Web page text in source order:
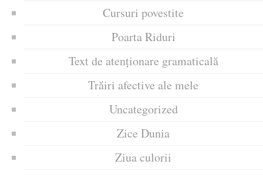
Cursuri povestite
Poarta Riduri
Text de atenționare gramaticală
Trăiri afective ale mele
Uncategorized
Zice Dunia
Ziua culorii